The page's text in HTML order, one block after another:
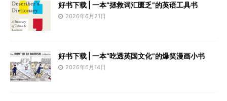
好书下载 | 一本“拯救词汇匮乏”的英语工具书
2026年6月21日
好书下载 | 一本“吃透英国文化”的爆笑漫画小书
2026年6月14日